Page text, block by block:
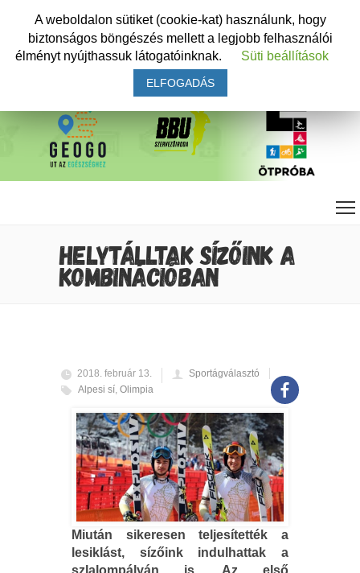
HELYTÁLLTAK SÍZŐINK A
KOMBINÁCIÓBAN
2018. február 13.
Sportágválasztó
Alpesi sí, Olimpia
Miután sikeresen teljesítették a
lesiklást, sízőink indulhattak a
szlalompályán is. Az első
A weboldalon sütiket (cookie-kat) használunk, hogy
biztonságos böngészés mellett a legjobb felhasználói
élményt nyújthassuk látogatóinknak.
Süti beállítások
ELFOGADÁS